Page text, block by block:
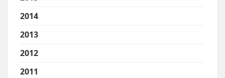
2014
2013
2012
2011